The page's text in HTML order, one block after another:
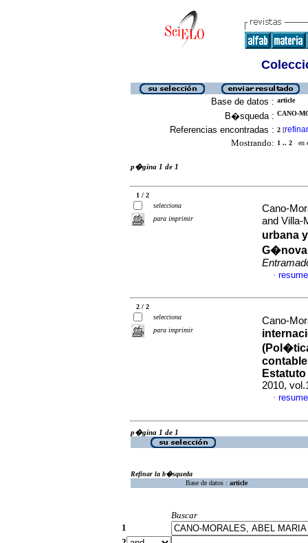
Base de datos : article
B�squeda : CANO-
Referencias encontradas : 2 [refinar
Mostrando: 1 .. 2 en
p�gina 1 de 1
1 / 2
selecciona
para imprimir
Cano-
and Villa-
urbana
·
2 / 2
selecciona
para imprimir
Cano-
2010,
·
p�gina 1 de 1
Refinar la b�squeda
Base de datos : article
Buscar
1